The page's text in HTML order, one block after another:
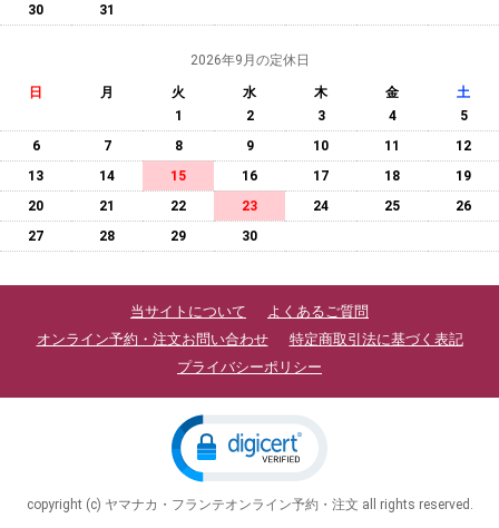
30
31
2026年9月の定休日
日 月 火 水 木 金
土
1
2 3 4
5
6
7 8 9 10 11
12
13
14 15 16 17 18
19
20
21 22 23 24 25
26
27
28 29 30
当サイトについて
よくあるご質問
オンライン予約・注文お問い合わせ
特定商取引法に基づく表記
プライバシーポリシー
copyright (c) ヤマナカ・フランテオンライン予約・注文 all rights reserved.